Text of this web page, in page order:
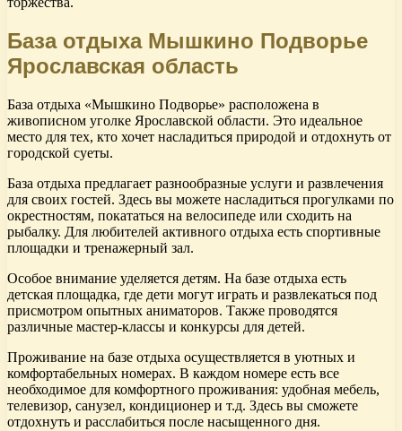
База отдыха Мышкино Подворье
Ярославская область
База отдыха «Мышкино Подворье» расположена в
живописном уголке Ярославской области. Это идеальное
место для тех, кто хочет насладиться природой и отдохнуть от
городской суеты.
База отдыха предлагает разнообразные услуги и развлечения
для своих гостей. Здесь вы можете насладиться прогулками по
окрестностям, покататься на велосипеде или сходить на
рыбалку. Для любителей активного отдыха есть спортивные
площадки и тренажерный зал.
Особое внимание уделяется детям. На базе отдыха есть
детская площадка, где дети могут играть и развлекаться под
присмотром опытных аниматоров. Также проводятся
различные мастер-классы и конкурсы для детей.
Проживание на базе отдыха осуществляется в уютных и
комфортабельных номерах. В каждом номере есть все
необходимое для комфортного проживания: удобная мебель,
телевизор, санузел, кондиционер и т.д. Здесь вы сможете
отдохнуть и расслабиться после насыщенного дня.